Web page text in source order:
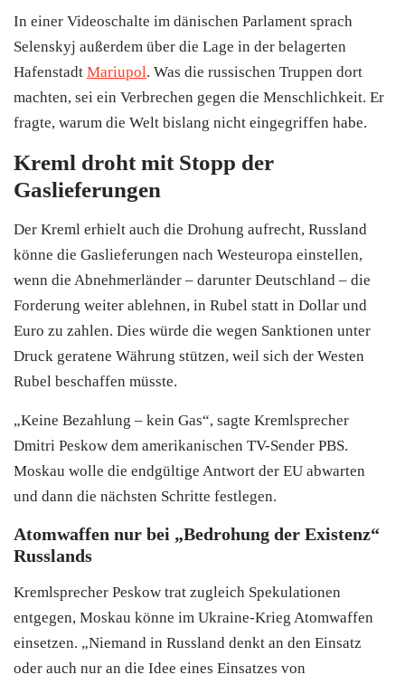
In einer Videoschalte im dänischen Parlament sprach
Selenskyj außerdem über die Lage in der belagerten
Hafenstadt Mariupol. Was die russischen Truppen dort
machten, sei ein Verbrechen gegen die Menschlichkeit. Er
fragte, warum die Welt bislang nicht eingegriffen habe.
Kreml droht mit Stopp der
Gaslieferungen
Der Kreml erhielt auch die Drohung aufrecht, Russland
könne die Gaslieferungen nach Westeuropa einstellen,
wenn die Abnehmerländer – darunter Deutschland – die
Forderung weiter ablehnen, in Rubel statt in Dollar und
Euro zu zahlen. Dies würde die wegen Sanktionen unter
Druck geratene Währung stützen, weil sich der Westen
Rubel beschaffen müsste.
„Keine Bezahlung – kein Gas“, sagte Kremlsprecher
Dmitri Peskow dem amerikanischen TV-Sender PBS.
Moskau wolle die endgültige Antwort der EU abwarten
und dann die nächsten Schritte festlegen.
Atomwaffen nur bei „Bedrohung der Existenz“
Russlands
Kremlsprecher Peskow trat zugleich Spekulationen
entgegen, Moskau könne im Ukraine-Krieg Atomwaffen
einsetzen. „Niemand in Russland denkt an den Einsatz
oder auch nur an die Idee eines Einsatzes von